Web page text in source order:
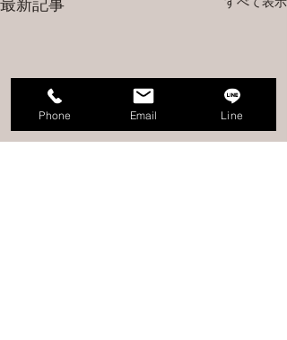
最新記事
Phone Email Line